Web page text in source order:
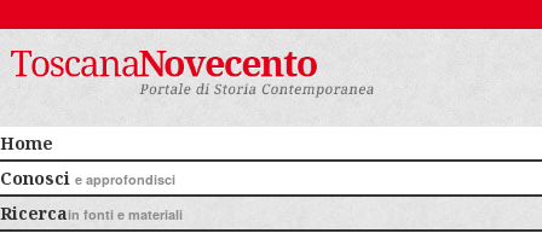
Home
Conosci e approfondisci
Ricercain fonti e materiali